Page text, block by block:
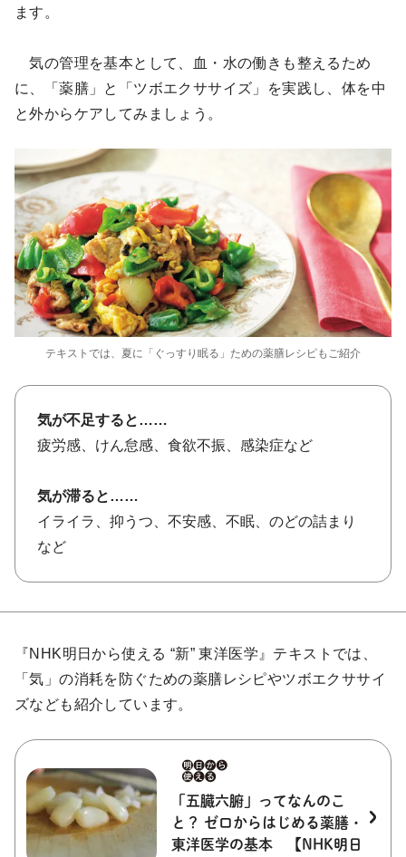
ます。
気の管理を基本として、血・水の働きも整えるため
に、「薬膳」と「ツボエクササイズ」を実践し、体を中
と外からケアしてみましょう。
テキストでは、夏に「ぐっすり眠る」ための薬膳レシピもご紹介
気が不足すると……
疲労感、けん怠感、食欲不振、感染症など
気が滞ると……
イライラ、抑うつ、不安感、不眠、のどの詰まり
など
『NHK明日から使える “新” 東洋医学』テキストでは、
「気」の消耗を防ぐための薬膳レシピやツボエクササイ
ズなども紹介しています。
「五臓六腑」ってなんのこ
と？ ゼロからはじめる薬膳・
東洋医学の基本 【NHK明日